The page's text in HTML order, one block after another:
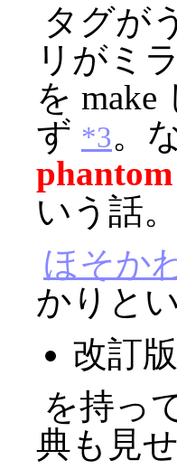
タグが
リがミ
を
ず *3。
phantom
いう話。
ほそか
かりと
改訂
を持っ
典も見